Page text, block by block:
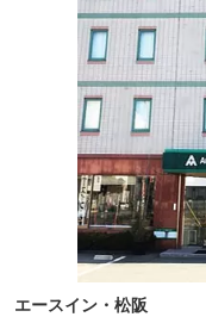
エースイン・松阪